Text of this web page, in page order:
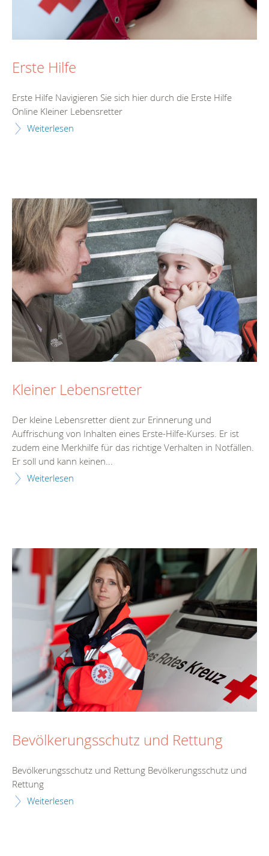
Erste Hilfe
Erste Hilfe Navigieren Sie sich hier durch die Erste Hilfe
Online Kleiner Lebensretter
Weiterlesen
Kleiner Lebensretter
Der kleine Lebensretter dient zur Erinnerung und
Auffrischung von Inhalten eines Erste-Hilfe-Kurses. Er ist
zudem eine Merkhilfe für das richtige Verhalten in Notfällen.
Er soll und kann keinen...
Weiterlesen
Bevölkerungsschutz und Rettung
Bevölkerungsschutz und Rettung Bevölkerungsschutz und
Rettung
Weiterlesen